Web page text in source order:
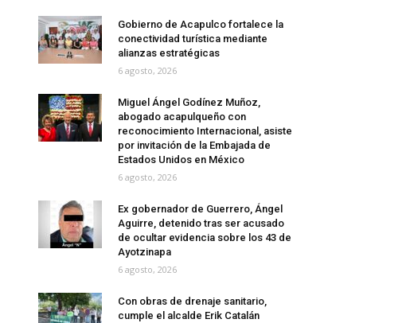
Gobierno de Acapulco fortalece la
conectividad turística mediante
alianzas estratégicas
6 agosto, 2026
Miguel Ángel Godínez Muñoz,
abogado acapulqueño con
reconocimiento Internacional, asiste
por invitación de la Embajada de
Estados Unidos en México
6 agosto, 2026
Ex gobernador de Guerrero, Ángel
Aguirre, detenido tras ser acusado
de ocultar evidencia sobre los 43 de
Ayotzinapa
6 agosto, 2026
Con obras de drenaje sanitario,
cumple el alcalde Erik Catalán